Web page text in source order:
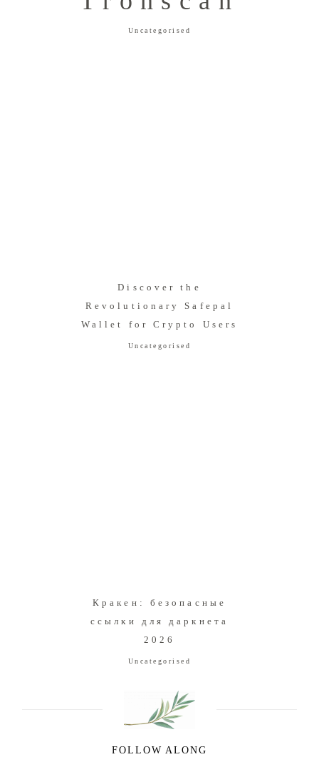
Uncategorised
Discover the
Revolutionary Safepal
Wallet for Crypto Users
Uncategorised
Кракен: безопасные
ссылки для даркнета
2026
Uncategorised
FOLLOW ALONG